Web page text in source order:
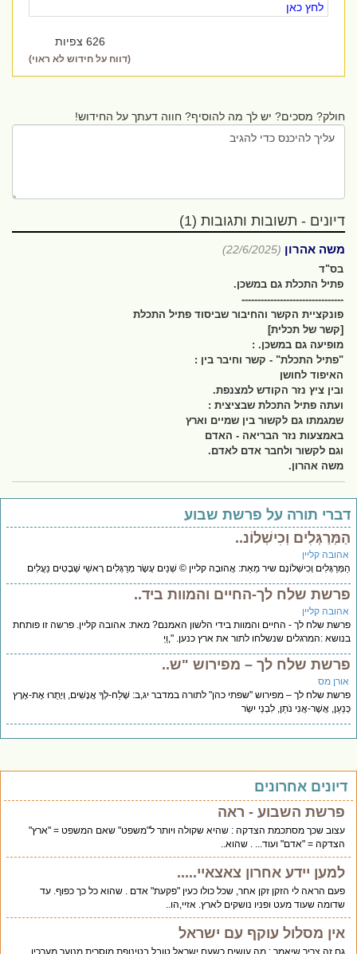
לחץ כאן
626 צפיות
(דווח על חידוש לא ראוי)
חולק? מסכים? יש לך מה להוסיף? חווה דעתך על החידוש!
דיונים - תשובות ותגובות (1)
משה אהרון (22/6/2025)
בס"ד
פתיל התכלת גם במשכן.
--------------------------------
פונקציית הקשר והחיבור שביסוד פתיל התכלת
[קשר של תכלית]
מופיעה גם במשכן. :
"פתיל התכלת" - קשר וחיבר בין :
האיפוד לחושן
ובין ציץ נזר הקודש למצנפת.
ועתה פתיל התכלת שבציצית :
שמגמתו גם לקשור בין שמיים וארץ
באמצעות נזר הבריאה - האדם
וגם לקשור ולחבר אדם לאדם.
משה אהרון.
תורה על פרשת שבוע
וְכִישְׁלוֹנ..
קליין
וְכִישְׁלוֹנָם שיר מֵאֵת: אֲהוּבָה קליין © שְׁנֵים עָשָׂר מְרַגְּלִים רָאשֵׁי שְׁבָטִים נַעֲלִים
שלח לך-החיים והמוות ביד..
קליין
שלח לך - החיים והמוות בידי הלשון האמנם? מאת: אהובה קליין. פרשה זו פותחת
:המרגלים שנשלחו לתור את ארץ כנען. ",וַיְ
שלח לך – מפירוש "ש..
מס
שלח לך – מפירוש "שפתי כהן" לתורה במדבר יג,ב: שְׁלַח-לְךָ אֲנָשִׁים, וְיָתֻרוּ אֶת-אֶרֶץ
אֲשֶׁר-אֲנִי נֹתֵן, לִבְנֵי יִשְׂר
אחרונים
פרשת השבוע - ראה
עצוב שכך מסתכמת הצדקה : שהיא שקולה ויותר ל"משפט" שאם המשפט = "ארץ"
הצדקה = "אדם" ועוד... . שהוא..
למען יידע אחרון צאצאיי.....
פעם הראה לי הזקן זקן אחר, שכל כולו כעין "פקעת" אדם . שהוא כל כך כפוף. עד
שדומה שעוד מעט ופניו נושקים לארץ. אזיי,הו..
אין מסלול עוקף עם ישראל
גם זה צריך שיאמר : מה עושים כשעם ישראל טובל בטינופת מוסרית מנוער מערכיו.